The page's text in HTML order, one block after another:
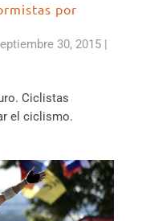
por
30, 2015 |
Ciclistas
el ciclismo.